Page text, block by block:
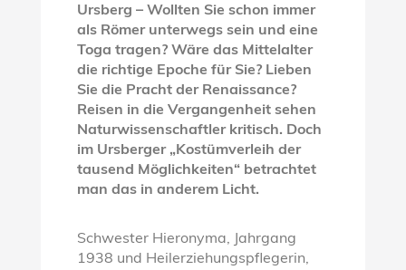
Ursberg – Wollten Sie schon immer
als Römer unterwegs sein und eine
Toga tragen? Wäre das Mittelalter
die richtige Epoche für Sie? Lieben
Sie die Pracht der Renaissance?
Reisen in die Vergangenheit sehen
Naturwissenschaftler kritisch. Doch
im Ursberger „Kostümverleih der
tausend Möglichkeiten“ betrachtet
man das in anderem Licht.
Schwester Hieronyma, Jahrgang
1938 und Heilerziehungspflegerin,